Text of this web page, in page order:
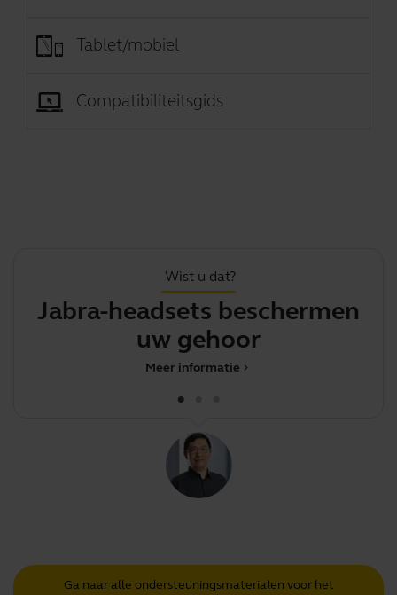
Tablet/mobiel
Compatibiliteitsgids
Wist u dat?
Jabra-headsets beschermen
uw gehoor
chevron_right
Meer informatie
Ga naar alle ondersteuningsmaterialen voor het